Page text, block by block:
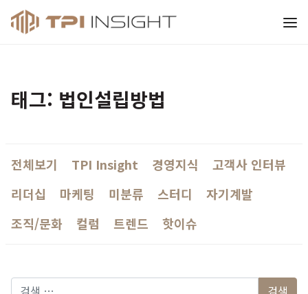
티피아이 인사이트
태그: 법인설립방법
전체보기 TPI Insight 경영지식
고객사 인터뷰
리더십
마케팅 미분류 스터디
자기계발
조직/문화
컬럼 트렌드 핫이슈
다음 검색: